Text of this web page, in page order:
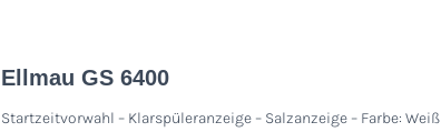
Ellmau GS 6400
Startzeitvorwahl – Klarspüleranzeige – Salzanzeige – Farbe: Weiß